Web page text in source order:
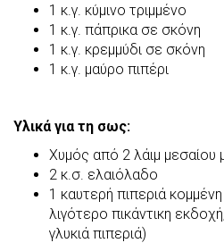
1 κ.γ. κύμινο τριμμένο
1 κ.γ. πάπρικα σε σκόνη
1 κ.γ. κρεμμύδι σε σκόνη
1 κ.γ. μαύρο πιπέρι
Υλικά για τη σως:
Χυμός από 2 λάιμ μεσαίου
2 κ.σ. ελαιόλαδο
1 καυτερή πιπεριά
λιγότερο πικάντικη
γλυκιά πιπεριά)